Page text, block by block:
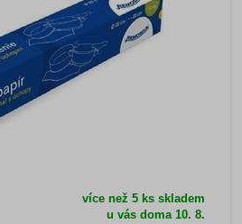
více než 5 ks skladem
u vás doma10. 8.